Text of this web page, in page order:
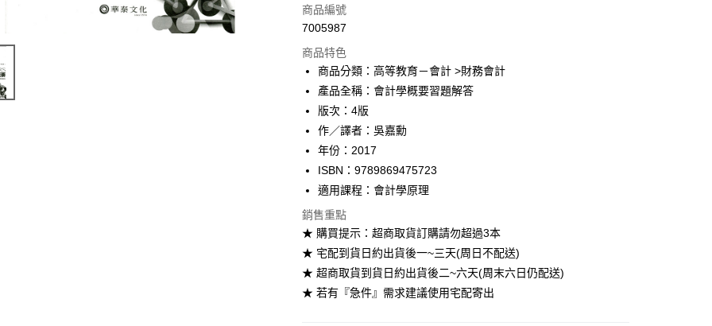
信用卡一次付款
Apple Pay
Google Pay
ATM付款
運送方式
每筆NT$60
付款後全家取貨
每筆NT$60
商品編號
7005987
商品特色
商品分類：高等教育－會計 >財務會計
產品全稱：會計學概要習題解答
版次：4版
作／譯者：吳嘉勳
年份：2017
ISBN：9789869475723
適用課程：會計學原理
銷售重點
★ 購買提示：超商取貨訂購請勿超過3本
★ 宅配到貨日約出貨後一~三天(周日不配送)
★ 超商取貨到貨日約出貨後二~六天(周末六日仍配送)
★ 若有『急件』需求建議使用宅配寄出